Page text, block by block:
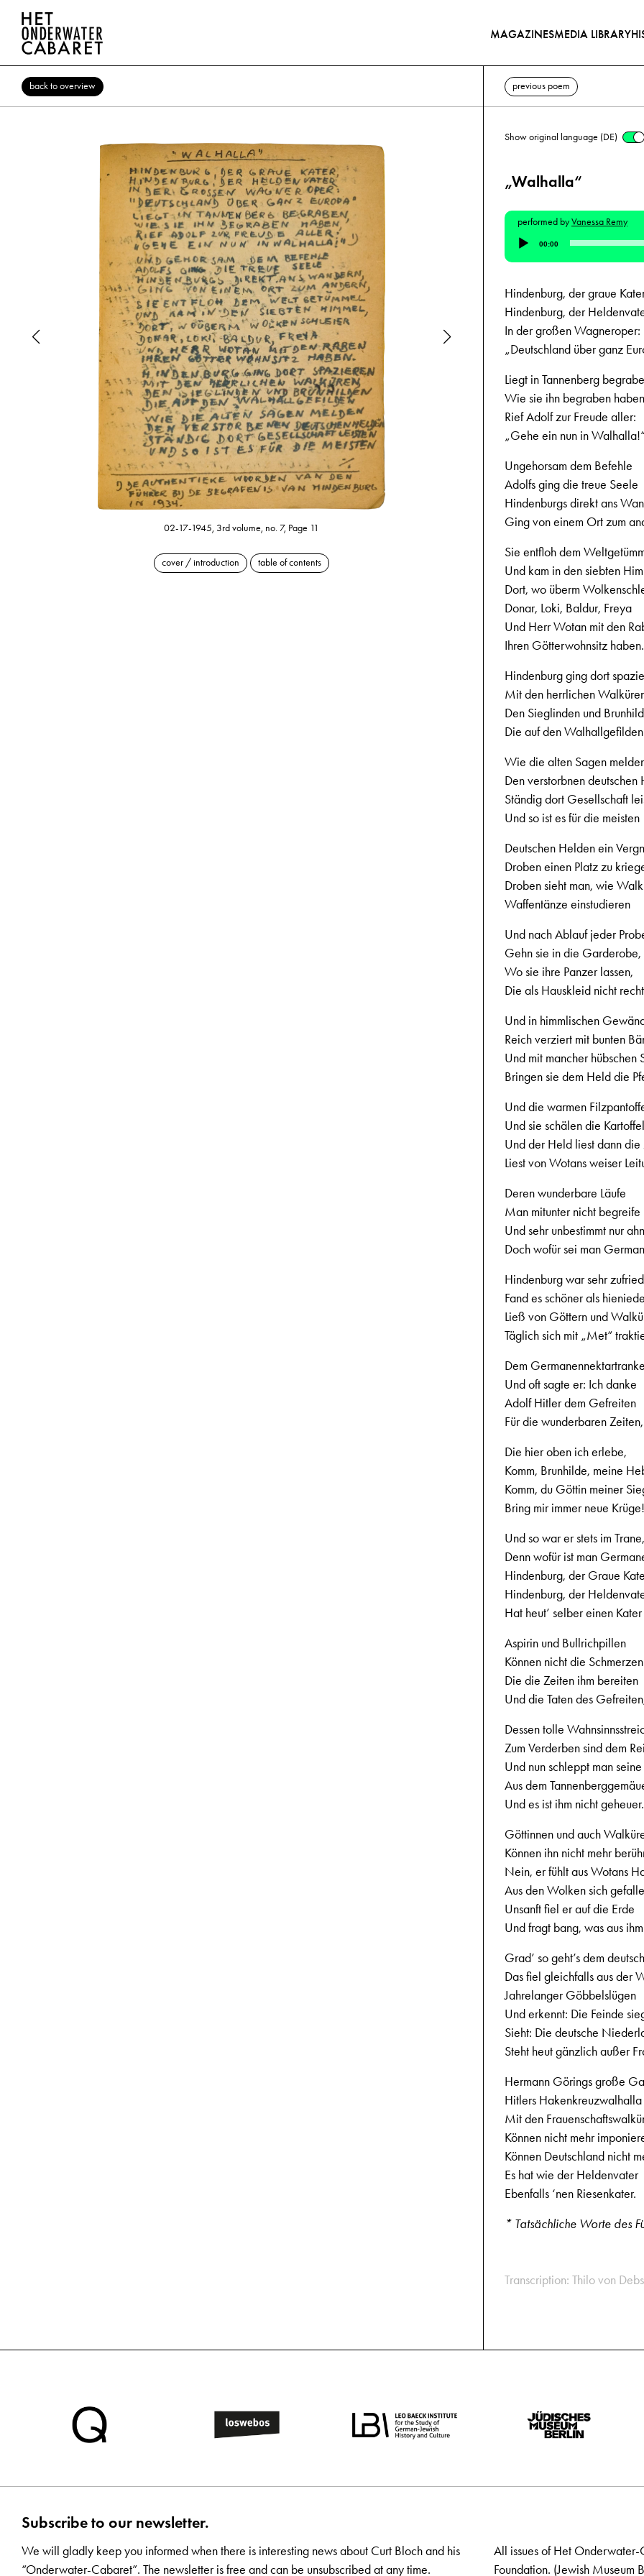
MAGAZINESMEDIA LIBRARY
back to overview
02-17-1945, 3rd volume, no. 7, Page 11 02-17-
cover / introduction table of contents
previous poem
Show original language (DE)
„Walhalla“
performed byVanessa Remy
Audio
Player
00:00
Hindenburg, der graue
Hindenburg, der
In der großen Wagneroper:
„Deutschland über ganz
Liegt in Tannenberg
Wie sie ihn begraben
Rief Adolf zur Freude aller:
„Gehe ein nun in
Ungehorsam dem Befehle
Adolfs ging die treue Seele
Hindenburgs direkt ans
Ging von einem Ort zum
Sie entfloh dem
Und kam in den siebten
Dort, wo überm
Donar, Loki, Baldur, Freya
Und Herr Wotan mit den
Ihren Götterwohnsitz haben.
Hindenburg ging dort
Mit den herrlichen
Den Sieglinden und
Die auf den Walhallgefilden
Wie die alten Sagen
Den verstorbnen deutschen
Ständig dort Gesellschaft
Und so ist es für die meisten
Deutschen Helden ein
Droben einen Platz zu
Droben sieht man, wie
Waffentänze einstudieren
Und nach Ablauf jeder
Gehn sie in die Garderobe,
Wo sie ihre Panzer lassen,
Die als Hauskleid nicht
Und in himmlischen
Reich verziert mit bunten
Und mit mancher hübschen
Bringen sie dem Held die
Und die warmen
Und sie schälen die
Und der Held liest dann die
Liest von Wotans weiser
Deren wunderbare Läufe
Man mitunter nicht begreife
Und sehr unbestimmt nur
Doch wofür sei man
Hindenburg war sehr
Fand es schöner als
Ließ von Göttern und
Täglich sich mit „Met“
Dem Germanennektartranke
Und oft sagte er: Ich danke
Adolf Hitler dem Gefreiten
Für die wunderbaren Zeiten,
Die hier oben ich erlebe,
Komm, Brunhilde, meine
Komm, du Göttin meiner
Bring mir immer neue Krüge!
Und so war er stets im Trane,
Denn wofür ist man
Hindenburg, der Graue
Hindenburg, der
Hat heut’ selber einen Kater
Aspirin und Bullrichpillen
Können nicht die
Die die Zeiten ihm bereiten
Und die Taten des
Dessen tolle
Zum Verderben sind dem
Und nun schleppt man
Aus dem
Und es ist ihm nicht geheuer.
Göttinnen und auch
Können ihn nicht mehr
Nein, er fühlt aus Wotans
Aus den Wolken sich
Unsanft fiel er auf die Erde
Und fragt bang, was aus
Grad’ so geht’s dem
Das fiel gleichfalls aus der
Jahrelanger Göbbelslügen
Und erkennt: Die Feinde
Sieht: Die deutsche
Steht heut gänzlich außer
Hermann Görings große
Hitlers Hakenkreuzwalhalla
Mit den
Können nicht mehr
Können Deutschland nicht
Es hat wie der Heldenvater
Ebenfalls ‘nen Riesenkater.
* Tatsächliche Worte des
Transcription: Thilo von
Subscribe to our newsletter.
We will gladly keep you informed when there is interesting news about Curt Bloch and his
“Onderwater-Cabaret”. The newsletter is free and can be unsubscribed at any time.
All issues of Het
Foundation. (Jewish